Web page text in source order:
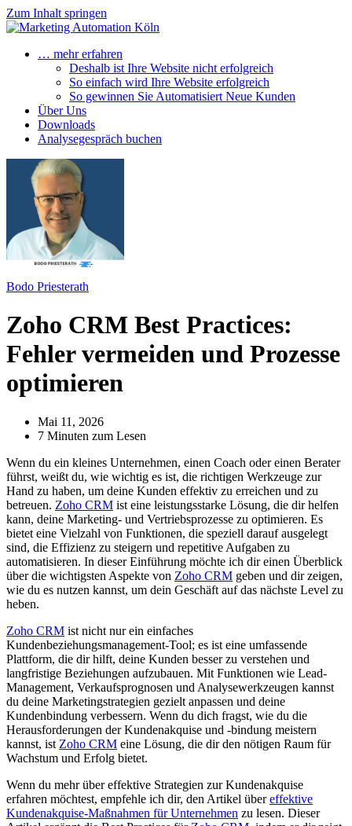
Zum Inhalt springen
… mehr erfahren
Deshalb ist Ihre Website nicht erfolgreich
So einfach wird Ihre Website erfolgreich
So gewinnen Sie Automatisiert Neue Kunden
Über Uns
Downloads
Analysegespräch buchen
Bodo Priesterath
Zoho CRM Best Practices:
Fehler vermeiden und Prozesse
optimieren
Mai 11, 2026
7 Minuten zum Lesen
Wenn du ein kleines Unternehmen, einen Coach oder einen Berater
führst, weißt du, wie wichtig es ist, die richtigen Werkzeuge zur
Hand zu haben, um deine Kunden effektiv zu erreichen und zu
betreuen. Zoho CRM ist eine leistungsstarke Lösung, die dir helfen
kann, deine Marketing- und Vertriebsprozesse zu optimieren. Es
bietet eine Vielzahl von Funktionen, die speziell darauf ausgelegt
sind, die Effizienz zu steigern und repetitive Aufgaben zu
automatisieren. In dieser Einführung möchte ich dir einen Überblick
über die wichtigsten Aspekte von Zoho CRM geben und dir zeigen,
wie du es nutzen kannst, um dein Geschäft auf das nächste Level zu
heben.
Zoho CRM ist nicht nur ein einfaches
Kundenbeziehungsmanagement-Tool; es ist eine umfassende
Plattform, die dir hilft, deine Kunden besser zu verstehen und
langfristige Beziehungen aufzubauen. Mit Funktionen wie Lead-
Management, Verkaufsprognosen und Analysewerkzeugen kannst
du deine Marketingstrategien gezielt anpassen und deine
Kundenbindung verbessern. Wenn du dich fragst, wie du die
Herausforderungen der Kundenakquise und -bindung meistern
kannst, ist Zoho CRM eine Lösung, die dir den nötigen Raum für
Wachstum und Erfolg bietet.
Wenn du mehr über effektive Strategien zur Kundenakquise
erfahren möchtest, empfehle ich dir, den Artikel übereffektive
Kundenakquise-Maßnahmen für Unternehmen zu lesen. Dieser